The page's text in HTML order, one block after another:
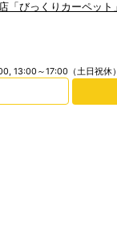
13:00～17:00（土日祝休）